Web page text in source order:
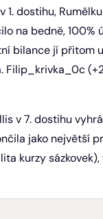
dostihu,
na bedně, 100%
bilance jí přitom
v 7. dostihu
jako největší
kurzy